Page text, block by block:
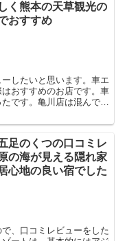
く熊本の天草観光の
おすすめ
したいと思います。車エ
おすすめのお店です。車
です。亀川店は混んでい
のくつの口コミレ
の海が見える隠れ家
心地の良い宿でした
、口コミレビューをした